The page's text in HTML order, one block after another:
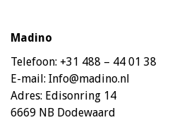
Madino
Telefoon: +31 488 – 44 01 38
E-mail: Info@madino.nl
Adres: Edisonring 14
6669 NB Dodewaard